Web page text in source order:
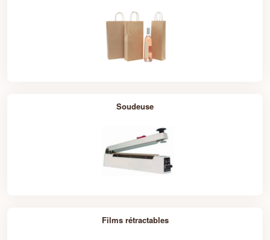
dans le domaine du commerce en ligne. Que ce soit pour
emballer des produits alimentaires, des articles de mode,
des accessoires électroniques ou tout autre type de
marchandise, nos sacs et sachets sont conçus pour
répondre à vos besoins spécifiques.
Chapitre 2 : Les Types de Sacs et
: Ces sacs dotés de fermetures à glissière
articles tels que des bijoux, des pièces détachées, ou
des échantillons de produits.
Sachets Plastiques Autocollants
fermeture autocollante pratique, ces sachets sont
Sacs de Transport avec Poignées
Soudeuse
Films rétractables